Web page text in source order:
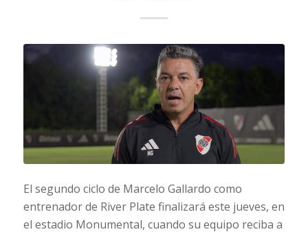
El segundo ciclo de Marcelo Gallardo como
entrenador de River Plate finalizará este jueves, en
el estadio Monumental, cuando su equipo reciba a